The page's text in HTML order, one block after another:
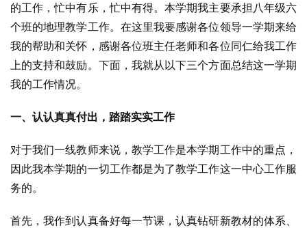
的工作，忙中有乐，忙中有得。本学期我主要承担八年级六
个班的地理教学工作。在这里我要感谢各位领导一学期来给
我的帮助和关怀，感谢各位班主任老师和各位同仁给我工作
上的支持和鼓励。下面，我就从以下三个方面总结这一学期
我的工作情况。
一、认认真真付出，踏踏实实工作
对于我们一线教师来说，教学工作是本学期工作中的重点，
因此我本学期的一切工作都是为了教学工作这一中心工作服
务的。
首先，我作到认真备好每一节课，认真钻研新教材的体系、